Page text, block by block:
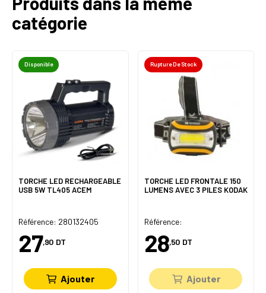
catégorie
Disponible
TORCHE LED RECHARGEABLE
USB 5W TL405 ACEM
Référence: 280132405
27,90 DT
Ajouter
Rupture De Stock
TORCHE LED FRONTALE 150
LUMENS AVEC 3 PILES KODAK
Référence:
28,50 DT
Ajouter